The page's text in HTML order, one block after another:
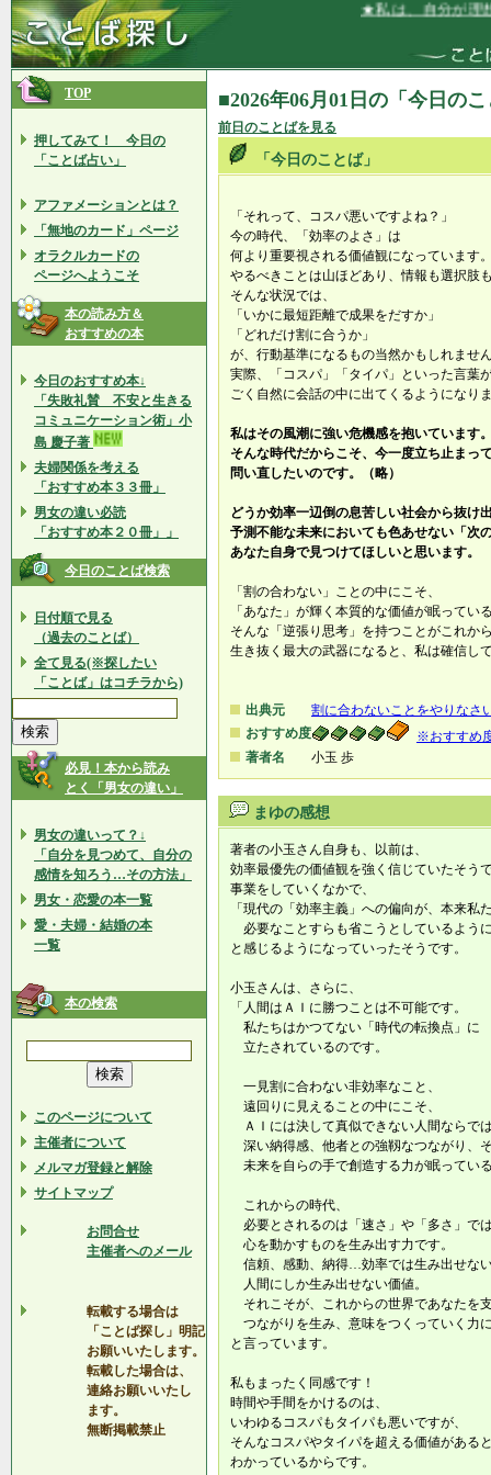
★私は、自分が理想
TOP
押してみて！ 今日の
「ことば占い」
アファメーションとは？
「無地のカード」ページ
オラクルカードの
ページへようこそ
本の読み方＆
おすすめの本
今日のおすすめ本↓
「失敗礼賛 不安と生きる
コミュニケーション術」小
島 慶子著
夫婦関係を考える
「おすすめ本３３冊」
男女の違い必読
「おすすめ本２０冊」」
今日のことば検索
日付順で見る
（過去のことば）
全て見る(※探したい
「ことば」はコチラから)
必見！本から読み
とく「男女の違い」
男女の違いって？↓
「自分を見つめて、自分の
感情を知ろう…その方法」
男女・恋愛の本一覧
愛・夫婦・結婚の本
一覧
本の検索
このページについて
主催者について
メルマガ登録と解除
サイトマップ
お問合せ
主催者へのメール
転載する場合は
「ことば探し」明記
お願いいたします。
転載した場合は、
連絡お願いいたし
ます。
無断掲載禁止
■2026年06月01日の「今日の
前日のことばを見る
「今日のことば」
「それって、コスパ悪いですよね？」
今の時代、「効率のよさ」は
何より重要視される価値観になっています
やるべきことは山ほどあり、情報も選択肢
そんな状況では、
「いかに最短距離で成果をだすか」
「どれだけ割に合うか」
が、行動基準になるもの当然かもしれませ
実際、「コスパ」「タイパ」といった言葉
ごく自然に会話の中に出てくるようになり
私はその風潮に強い危機感を抱いています
そんな時代だからこそ、今一度立ち止まっ
問い直したいのです。（略）
どうか効率一辺倒の息苦しい社会から抜け
予測不能な未来においても色あせない「次
あなた自身で見つけてほしいと思います。
「割の合わない」ことの中にこそ、
「あなた」が輝く本質的な価値が眠ってい
そんな「逆張り思考」を持つことがこれか
生き抜く最大の武器になると、私は確信し
出典元
割に合わないことをやりなさ
おすすめ度
※おすすめ
著者名
小玉 歩
まゆの感想
著者の小玉さん自身も、以前は、
効率最優先の価値観を強く信じていたそう
事業をしていくなかで、
「現代の「効率主義」への偏向が、本来私
必要なことすらも省こうとしているよう
と感じるようになっていったそうです。
小玉さんは、さらに、
「人間はＡＩに勝つことは不可能です。
私たちはかつてない「時代の転換点」に
立たされているのです。
一見割に合わない非効率なこと、
遠回りに見えることの中にこそ、
ＡＩには決して真似できない人間ならで
深い納得感、他者との強靱なつながり、
未来を自らの手で創造する力が眠ってい
これからの時代、
必要とされるのは「速さ」や「多さ」で
心を動かすものを生み出す力です。
信頼、感動、納得…効率では生み出せな
人間にしか生み出せない価値。
それこそが、これからの世界であなたを
つながりを生み、意味をつくっていく力
と言っています。
私もまったく同感です！
時間や手間をかけるのは、
いわゆるコスパもタイパも悪いですが、
そんなコスパやタイパを超える価値がある
わかっているからです。